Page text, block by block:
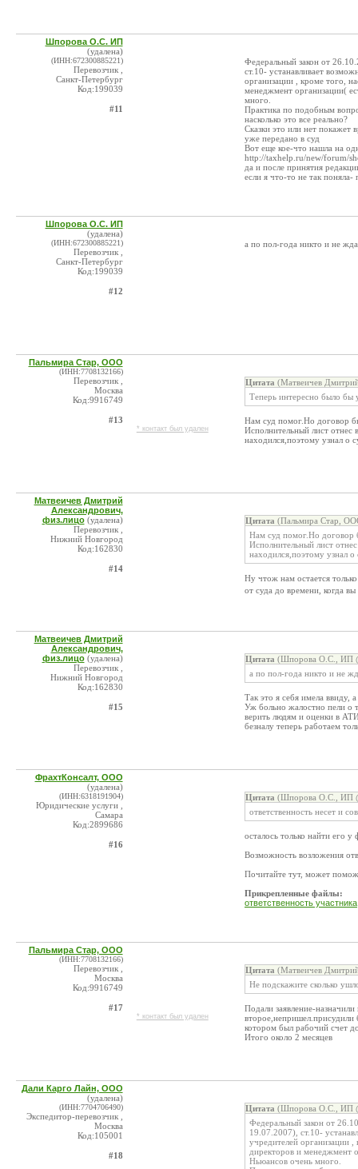
Шпорова О.С. ИП
(удалена)
(ИНН:672300885221)
Перевозчик ,
Санкт-Петербург
Код:199039
#11
Федеральный закон от
ст.10- устанавливает
организации , кроме того,
менеджмент организации(
много.
Практика по подобным
насколько это все реально?
Сказки это или нет покажет
уже передано в суд
Вот еще кое-что нашла на
http://taxhelp.ru/new/forum/
да и после принятия
если я что-то не так поняла-
Шпорова О.С. ИП
(удалена)
(ИНН:672300885221)
Перевозчик ,
Санкт-Петербург
Код:199039
#12
а по пол-года никто и не
Пальмира Стар, ООО
(ИНН:7708132166)
Перевозчик ,
Москва
Код:9916749
#13
* контакт был удален
Цитата (Матвеичев
Теперь интересно было бы
Нам суд помог.Но договор
Исполнительный лист
находился,поэтому узнал о
Матвеичев Дмитрий
Александрович,
физ.лицо (удалена)
Перевозчик ,
Нижний Новгород
Код:162830
#14
Цитата (Пальмира Стар,
Нам суд помог.Но договор
Исполнительный лист
находился,поэтому узнал о
Ну чтож нам остается
от суда до времени, когда
Матвеичев Дмитрий
Александрович,
физ.лицо (удалена)
Перевозчик ,
Нижний Новгород
Код:162830
#15
Цитата (Шпорова О.С., ИП
а по пол-года никто и не
Так это я себя имела ввиду,
Уж больно жалостно пели о
верить людям и оценки в
безналу теперь работаем
ФрахтКонсалт, ООО
(удалена)
(ИНН:6318191904)
Юридические услуги ,
Самара
Код:2899686
#16
Цитата (Шпорова О.С., ИП
ответственность несет и
осталось только найти его
Возможность возложения
Почитайте тут, может
Прикрепленные файлы:
ответственность участника
Пальмира Стар, ООО
(ИНН:7708132166)
Перевозчик ,
Москва
Код:9916749
#17
* контакт был удален
Цитата (Матвеичев
Не подскажите сколько
Подали заявление-
второе,непришел.присудили
котором был рабочий счет
Итого около 2 месяцев
Дали Карго Лайн, ООО
(удалена)
(ИНН:7704706490)
Экспедитор-перевозчик ,
Москва
Код:105001
#18
Цитата (Шпорова О.С., ИП
Федеральный закон от
19.07.2007), ст.10-
учредителей организации ,
директоров и менеджмент
Ньюансов очень много.